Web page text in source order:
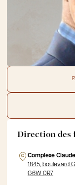
Direction des
Complexe
1845, boulevard
G6W 0R7